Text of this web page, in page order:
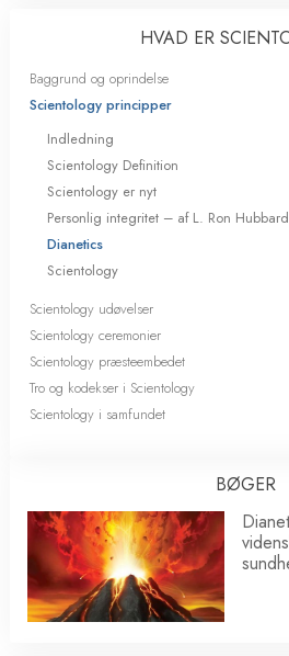
HVAD ER
Baggrund og oprindelse
Scientology principper
Indledning
Scientology Definition
Scientology er nyt
Personlig integritet – af L. Ron Hubbard
Dianetics
Scientology
Scientology udøvelser
Scientology ceremonier
Scientology præsteembedet
Tro og kodekser i Scientology
Scientology i samfundet
BØGER